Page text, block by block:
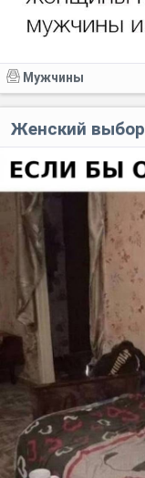
Мужчины
Женский выбор